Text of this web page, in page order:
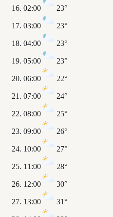
02:00 23°
03:00 23°
04:00 23°
05:00 23°
06:00 22°
07:00 24°
08:00 25°
09:00 26°
10:00 27°
11:00 28°
12:00 30°
13:00 31°